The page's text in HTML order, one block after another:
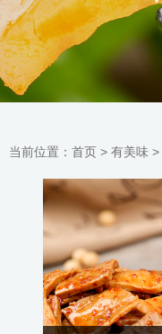
当前位置： 首页 > 有美味 >